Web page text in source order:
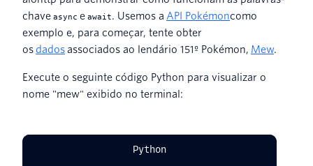
chave async e await. Usemos a API Pokémoncomo
exemplo e, para começar, tente obter
os dados associados ao lendário 151º Pokémon, Mew.
Execute o seguinte código Python para visualizar o
nome "mew" exibido no terminal:
Python